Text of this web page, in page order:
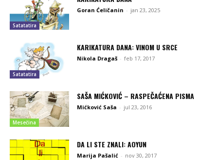
Satatatira
Goran Ćeličanin - jan 23, 2025
Satatatira
KARIKATURA DANA: VINOM U SRCE
Nikola Dragaš - feb 17, 2017
Mesečina
SAŠA MIĆKOVIĆ – RASPEČAĆENA PISMA
Mićković Saša - jul 23, 2016
DA LI STE ZNALI: AOYUN
Marija Pašalić - nov 30, 2017